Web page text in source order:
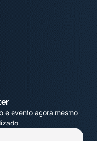
e evento agora mesmo